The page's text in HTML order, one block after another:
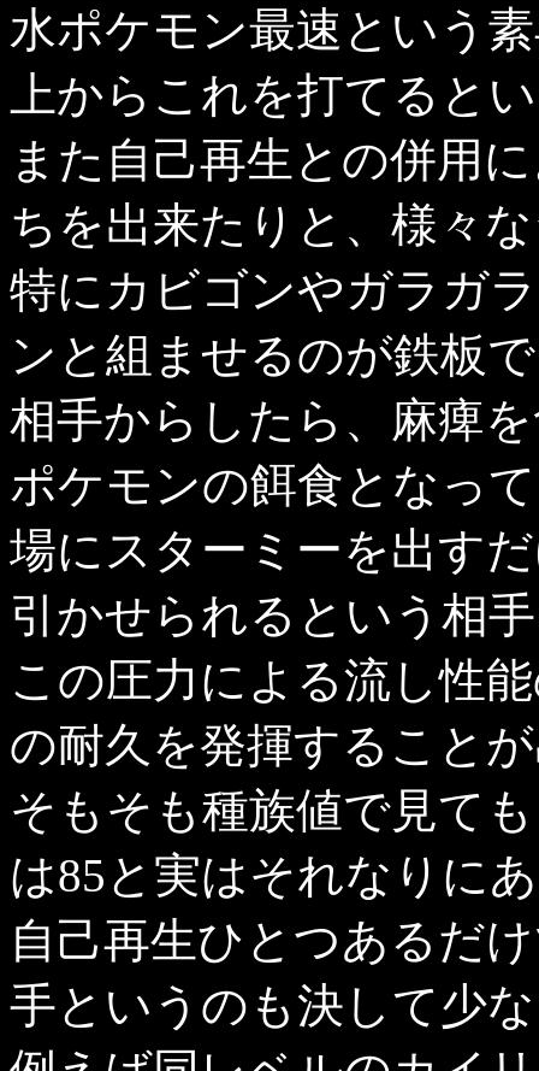
水ポケモン最速という
上からこれを打てると
また自己再生との併用
ちを出来たりと、様々
特にカビゴンやガラガ
ンと組ませるのが鉄板
相手からしたら、麻痺
ポケモンの餌食となっ
場にスターミーを出す
引かせられるという相
この圧力による流し性
の耐久を発揮すること
そもそも種族値で見て
は85と実はそれなりに
自己再生ひとつあるだ
手というのも決して少